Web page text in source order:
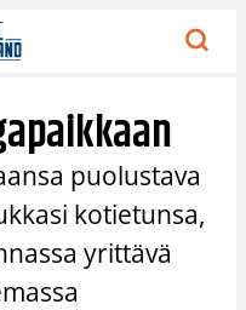
puolustava
kotietunsa,
yrittävä